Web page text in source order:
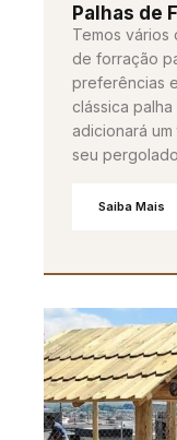
Palhas de
Temos vários
de forração
preferências
clássica
adicionará
seu pergolado
Saiba Mais